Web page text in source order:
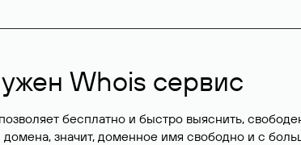
Whois сервис
бесплатно и быстро выяснить,
домена, значит, доменное имя свободно и с